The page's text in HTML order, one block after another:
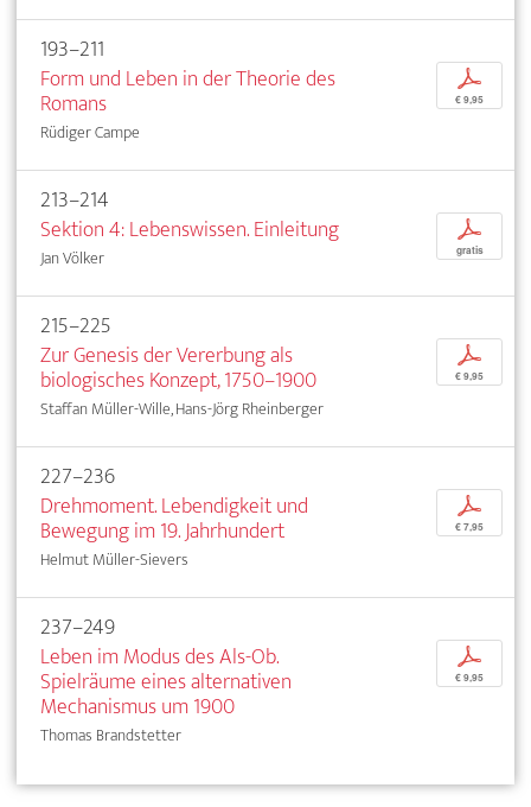
193–211
Form und Leben in der Theorie des
Romans
Rüdiger Campe
p
€ 9,95
213–214
Sektion 4: Lebenswissen. Einleitung
Jan Völker
p
gratis
215–225
Zur Genesis der Vererbung als
biologisches Konzept, 1750–1900
Staffan Müller-Wille, Hans-Jörg Rheinberger
p
€ 9,95
227–236
Drehmoment. Lebendigkeit und
Bewegung im 19. Jahrhundert
Helmut Müller-Sievers
p
€ 7,95
237–249
Leben im Modus des Als-Ob.
Spielräume eines alternativen
Mechanismus um 1900
Thomas Brandstetter
p
€ 9,95